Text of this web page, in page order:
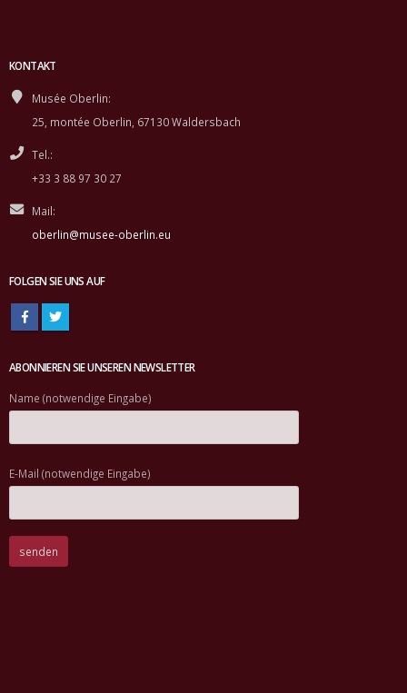
KONTAKT
Musée Oberlin:
25, montée Oberlin, 67130 Waldersbach
Tel.:
+33 3 88 97 30 27
Mail:
oberlin@musee-oberlin.eu
FOLGEN SIE UNS AUF
ABONNIEREN SIE UNSEREN NEWSLETTER
Name (notwendige Eingabe)
E-Mail (notwendige Eingabe)